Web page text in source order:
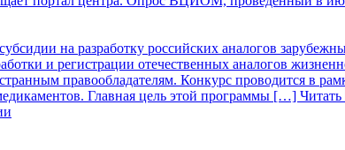
на разработку российских аналогов
и регистрации отечественных аналогов
правообладателям. Конкурс проводится в
Главная цель этой программы […] Читать